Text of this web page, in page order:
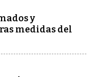
y
medidas del